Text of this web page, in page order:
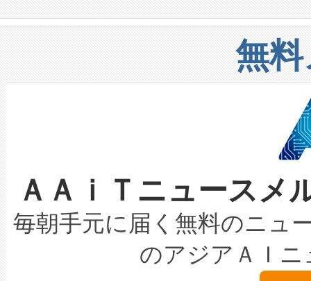
構造化トレーニングカリキュ
上げおよび商用化段階におけ
設備整備および立ち上げ調整
加組織は、Enzeneのバイオ
選定された製品について、自
取得できる可能性もあります
設には、3億～4億ドルかか
最高経営責任者（CEO）であ
す。「当社のfully-connected
安全性を追跡し、確保する事
増加しているデータセンター
る電力網に大きな負担をかけ
事業者の負担軽減という課題
系統連系を迅速にし、ピーク
限を超えて利用可能な電力容
持できるよう貢献します。こ
ービスレベル契約（SLA）違
テリー性能の劣化によるダウ
や穀物倉庫におけるバルク材
リューション「Avia 2」を発
したAvia 2は、1,000メート
狭視野のFOVを切り替えるこ
ケーブル、枝などの細かな対
なレーザースポットにより、
な環境下でも豊かなディテー
キロメートル範囲を検出
LiDAR for Inspections,
は1535 nmレーザーを搭載。
無
ＡＡｉＴニュース
毎朝手元に届く無料のニュ
のアジアＡＩ